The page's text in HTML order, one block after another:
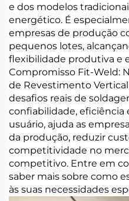
e dos modelos
energético. É
empresas de produção
pequenos lotes,
flexibilidade produtiva e
Compromisso Fit-Weld:
de Revestimento
desafios reais de
confiabilidade, eficiência
usuário, ajuda as
da produção, reduzir
competitividade no
competitivo. Entre em
saber mais sobre como
às suas necessidades